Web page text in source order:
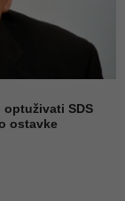
SDS
ostavke